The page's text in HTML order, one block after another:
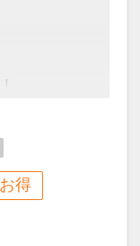
ございま
様
得